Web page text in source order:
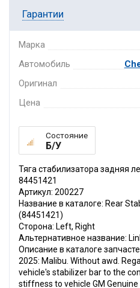
Гарантии
Марка
Автомобиль
Оригинал
Цена
Состояние
Б/У
Тяга стабилизатора задняя
84451421
Артикул: 200227
Название в каталоге: Rear
(84451421)
Сторона: Left, Right
Альтернативное название:
Описание в каталоге
2025: Malibu. Without awd.
vehicle's stabilizer bar to the
stiffness to vehicle GM